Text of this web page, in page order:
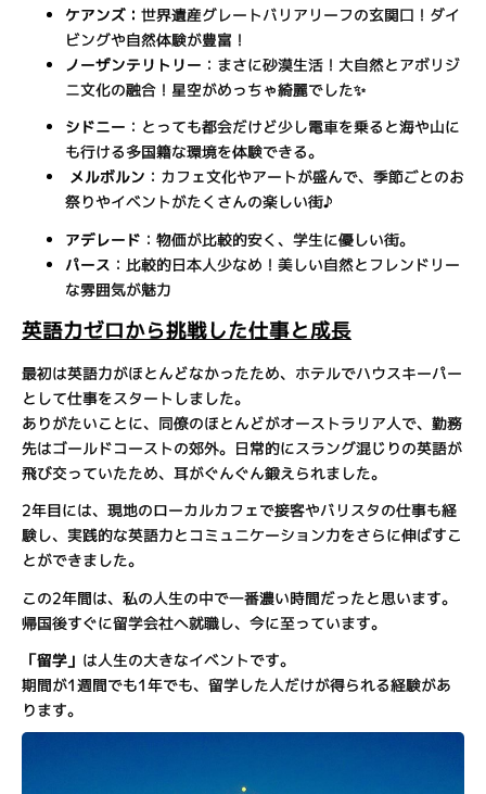
ケアンズ： 世界遺産グレートバリアリーフの玄関口！ダイ
ビングや自然体験が豊富！
ノーザンテリトリー ：まさに砂漠生活！大自然とアボリジ
ニ文化の融合！星空がめっちゃ綺麗でした✨
シドニー ：とっても都会だけど少し電車を乗ると海や山に
も行ける多国籍な環境を体験できる。
メルボルン ：カフェ文化やアートが盛んで、季節ごとのお
祭りやイベントがたくさんの楽しい街♪
アデレード ：物価が比較的安く、学生に優しい街。
パース ：比較的日本人少なめ！美しい自然とフレンドリー
な雰囲気が魅力
英語力ゼロから挑戦した仕事と成長
最初は英語力がほとんどなかったため、ホテルでハウスキーパー
として仕事をスタートしました。
ありがたいことに、同僚のほとんどがオーストラリア人で、勤務
先はゴールドコーストの郊外。日常的にスラング混じりの英語が
飛び交っていたため、耳がぐんぐん鍛えられました。
2年目には、現地のローカルカフェで接客やバリスタの仕事も経
験し、実践的な英語力とコミュニケーション力をさらに伸ばすこ
とができました。
この2年間は、私の人生の中で一番濃い時間だったと思います。
帰国後すぐに留学会社へ就職し、今に至っています。
「留学」 は人生の大きなイベントです。
期間が1週間でも1年でも、留学した人だけが得られる経験があ
ります。